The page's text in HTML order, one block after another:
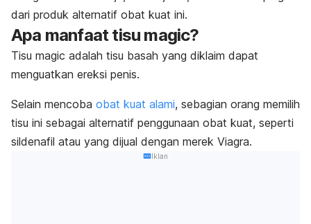
dari produk alternatif obat kuat ini.
Apa manfaat tisu magic?
Tisu magic adalah tisu basah yang diklaim dapat
menguatkan ereksi penis.
Selain mencoba obat kuat alami, sebagian orang memilih
tisu ini sebagai alternatif penggunaan obat kuat, seperti
sildenafil atau yang dijual dengan merek Viagra.
Iklan